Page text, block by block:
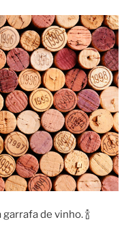
de vinho. 🍾